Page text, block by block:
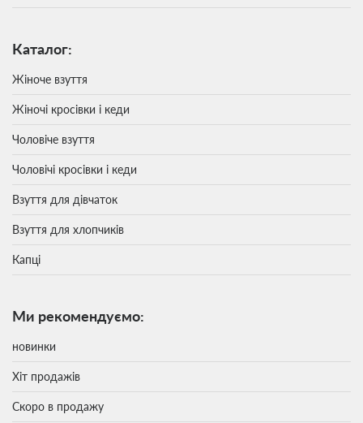
Каталог:
Жіноче взуття
Жіночі кросівки і кеди
Чоловіче взуття
Чоловічі кросівки і кеди
Взуття для дівчаток
Взуття для хлопчиків
Капці
Ми рекомендуємо:
новинки
Хіт продажів
Скоро в продажу